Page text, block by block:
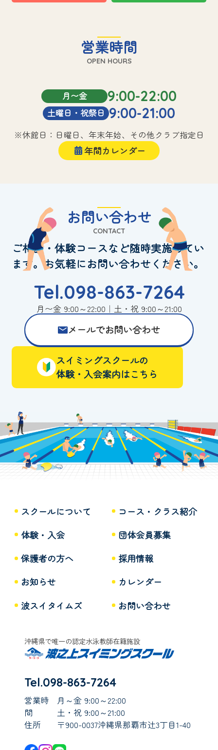
営業時間
OPEN HOURS
月〜金 9:00-22:00
土曜日・祝祭日 9:00-21:00
※休館日：日曜日、年末年始、その他クラブ指定日
年間カレンダー
お問い合わせ
CONTACT
ご相談・体験コースなど随時実施してい
ます。お気軽にお問い合わせください。
Tel.098-863-7264
月〜金 9:00～22:00｜土・祝 9:00～21:00
メールでお問い合わせ
スイミングスクールの
体験・入会案内はこちら
スクールについて
コース・クラス紹介
体験・入会
団体会員募集
保護者の方へ
採用情報
お知らせ
カレンダー
波スイタイムズ
お問い合わせ
沖縄県で唯一の認定水泳教師在籍施設
Tel.098-863-7264
営業時
間
月～金 9:00～22:00
土・祝 9:00～21:00
住所
〒900-0037沖縄県那覇市辻3丁目1-40